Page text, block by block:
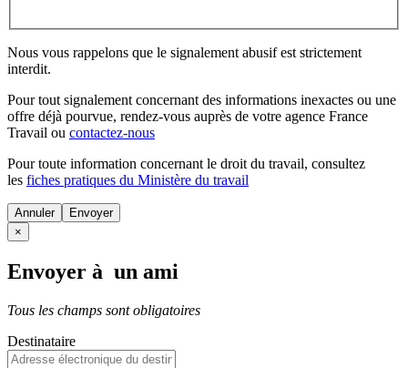
Nous vous rappelons que le signalement abusif est strictement
interdit.
Pour tout signalement concernant des informations inexactes ou une
offre déjà pourvue, rendez-vous auprès de votre agence France
Travail ou contactez-nous
Pour toute information concernant le droit du travail, consultez
les fiches pratiques du Ministère du travail
Annuler
×
Envoyer à un ami
Tous les champs sont obligatoires
Destinataire